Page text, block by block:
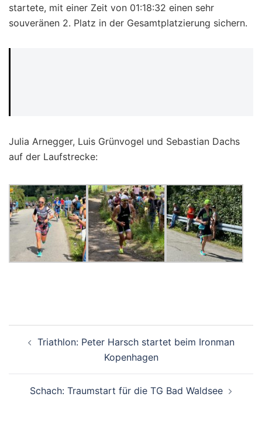
startete, mit einer Zeit von 01:18:32 einen sehr
souveränen 2. Platz in der Gesamtplatzierung sichern.
Julia Arnegger, Luis Grünvogel und Sebastian Dachs
auf der Laufstrecke:
Triathlon: Peter Harsch startet beim Ironman
Kopenhagen
Schach: Traumstart für die TG Bad Waldsee